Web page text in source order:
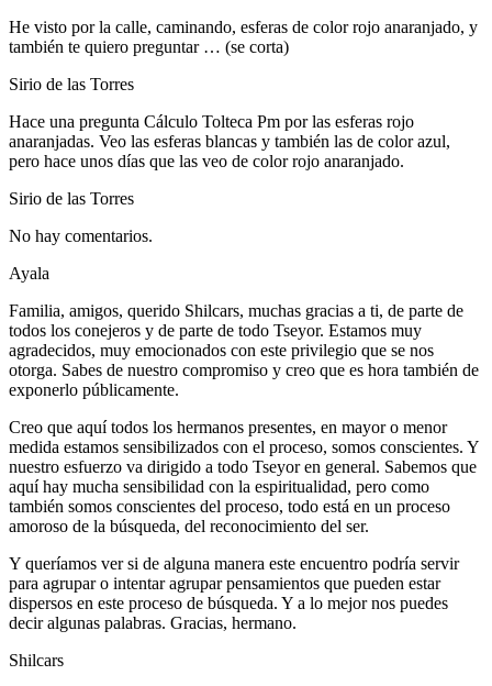
He visto por la calle, caminando, esferas de color rojo anaranjado, y
también te quiero preguntar … (se corta)
Sirio de las Torres
Hace una pregunta Cálculo Tolteca Pm por las esferas rojo
anaranjadas. Veo las esferas blancas y también las de color azul,
pero hace unos días que las veo de color rojo anaranjado.
Sirio de las Torres
No hay comentarios.
Ayala
Familia, amigos, querido Shilcars, muchas gracias a ti, de parte de
todos los conejeros y de parte de todo Tseyor. Estamos muy
agradecidos, muy emocionados con este privilegio que se nos
otorga. Sabes de nuestro compromiso y creo que es hora también de
exponerlo públicamente.
Creo que aquí todos los hermanos presentes, en mayor o menor
medida estamos sensibilizados con el proceso, somos conscientes. Y
nuestro esfuerzo va dirigido a todo Tseyor en general. Sabemos que
aquí hay mucha sensibilidad con la espiritualidad, pero como
también somos conscientes del proceso, todo está en un proceso
amoroso de la búsqueda, del reconocimiento del ser.
Y queríamos ver si de alguna manera este encuentro podría servir
para agrupar o intentar agrupar pensamientos que pueden estar
dispersos en este proceso de búsqueda. Y a lo mejor nos puedes
decir algunas palabras. Gracias, hermano.
Shilcars